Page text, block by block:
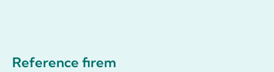
Reference firem